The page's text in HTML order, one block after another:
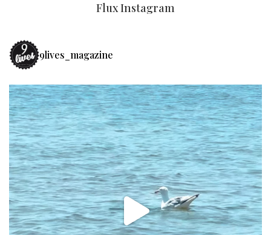
Flux Instagram
9lives_magazine